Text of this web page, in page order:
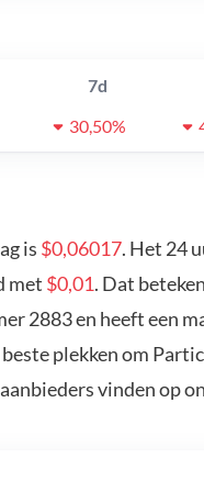
7d
30,50%
is $0,06017. Het 24
met $0,01. Dat
2883 en heeft een
plekken om
vinden op